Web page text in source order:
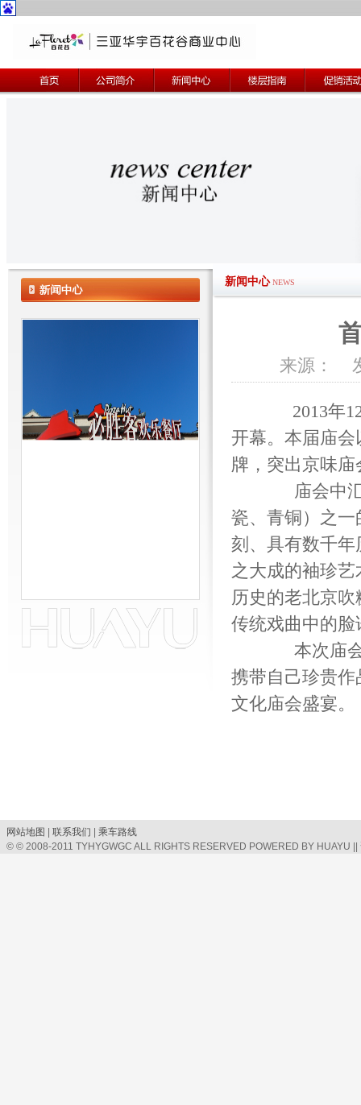
w
新闻中心 NEWS
来源：
2013年
开幕。本届庙会
牌，突出京味庙
庙会中
瓷、青铜）之
刻、具有数千
之大成的袖珍
历史的老北京
传统戏曲中的脸
本次庙
携带自己珍贵
文化庙会盛宴。
网站地图 联系我们
乘车路线
© © 2008-2011 TYHYGWGC ALL RIGHTS RESERVED POWERED BY HUAYU